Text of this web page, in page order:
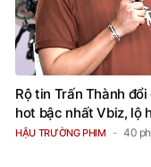
Rộ tin Trấn Thành
hot bậc nhất Vbiz, lộ
HẬU TRƯỜNG PHIM 40